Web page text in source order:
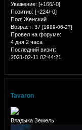
Уважение: [+166/-0]
Позитив: [+224/-0]
Пол: Женский
Возраст: 37 [1989-06-27]
Провел на форуме:
4 дня 2 часа
Последний визит:
2021-02-11 02:44:21
Tavaron
Владыка Земель